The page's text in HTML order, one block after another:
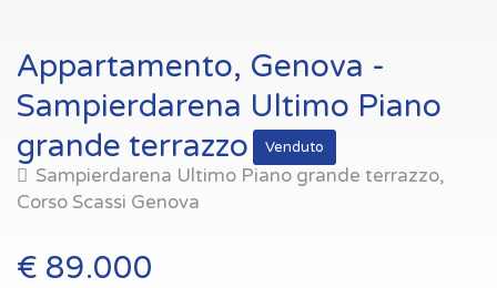
Appartamento, Genova -
Sampierdarena Ultimo Piano
grande terrazzo
Venduto
Sampierdarena Ultimo Piano grande terrazzo,
Corso Scassi Genova
€ 89.000